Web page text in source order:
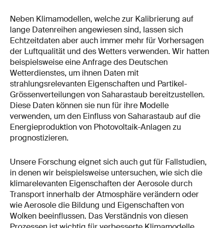
Neben Klimamodellen, welche zur Kalibrierung auf
lange Datenreihen angewiesen sind, lassen sich
Echtzeitdaten aber auch immer mehr für Vorhersagen
der Luftqualität und des Wetters verwenden. Wir hatten
beispielsweise eine Anfrage des Deutschen
Wetterdienstes, um ihnen Daten mit
strahlungsrelevanten Eigenschaften und Partikel-
Grössenverteilungen von Saharastaub bereitzustellen.
Diese Daten können sie nun für ihre Modelle
verwenden, um den Einfluss von Saharastaub auf die
Energieproduktion von Photovoltaik-Anlagen zu
prognostizieren.
Unsere Forschung eignet sich auch gut für Fallstudien,
in denen wir beispielsweise untersuchen, wie sich die
klimarelevanten Eigenschaften der Aerosole durch
Transport innerhalb der Atmosphäre verändern oder
wie Aerosole die Bildung und Eigenschaften von
Wolken beeinflussen. Das Verständnis von diesen